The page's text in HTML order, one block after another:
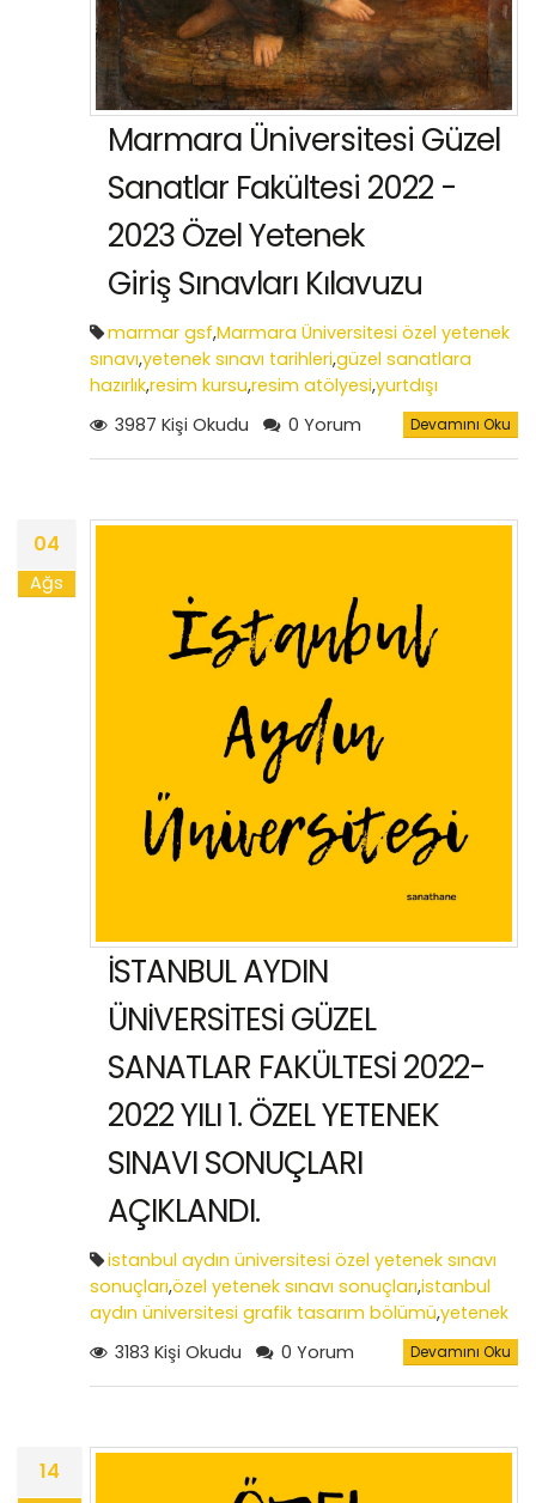
Marmara Üniversitesi Güzel
Sanatlar Fakültesi 2022 -
2023 Özel Yetenek
Giriş Sınavları Kılavuzu
marmar gsf,Marmara Üniversitesi özel yetenek
sınavı,yetenek sınavı tarihleri,güzel sanatlara
hazırlık,resim kursu,resim atölyesi,yurtdışı
3987 Kişi Okudu 0 Yorum Devamını Oku
04
Ağs
İSTANBUL AYDIN
ÜNİVERSİTESİ GÜZEL
SANATLAR FAKÜLTESİ 2022-
2022 YILI 1. ÖZEL YETENEK
SINAVI SONUÇLARI
AÇIKLANDI.
istanbul aydın üniversitesi özel yetenek sınavı
sonuçları,özel yetenek sınavı sonuçları,istanbul
aydın üniversitesi grafik tasarım bölümü,yetenek
3183 Kişi Okudu 0 Yorum Devamını Oku
14